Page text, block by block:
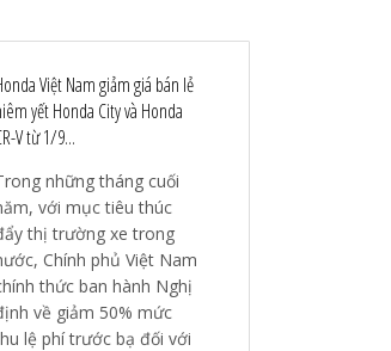
Việt Nam giảm giá bán lẻ
yết Honda City và Honda
V từ 1/9...
những tháng cuối
với mục tiêu thúc
thị trường xe trong
Chính phủ Việt Nam
thức ban hành Nghị
về giảm 50% mức
lệ phí trước bạ đối với